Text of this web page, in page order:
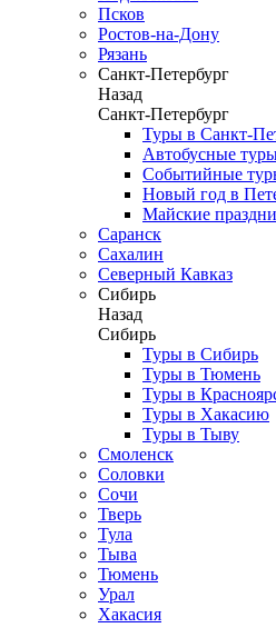
Псков
Ростов-на-Дону
Рязань
Санкт-Петербург
Назад
Санкт-Петербург
Туры в Санкт-
Автобусные
Событийные
Новый год в
Майские
Саранск
Сахалин
Северный Кавказ
Сибирь
Назад
Сибирь
Туры в Сибирь
Туры в Тюмень
Туры в
Туры в Хакасию
Туры в Тыву
Смоленск
Соловки
Сочи
Тверь
Тула
Тыва
Тюмень
Урал
Хакасия